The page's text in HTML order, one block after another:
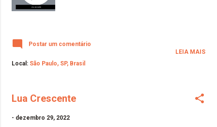
Postar um comentário
Local: São Paulo, SP, Brasil
LEIA MAIS
Lua Crescente
- dezembro 29, 2022